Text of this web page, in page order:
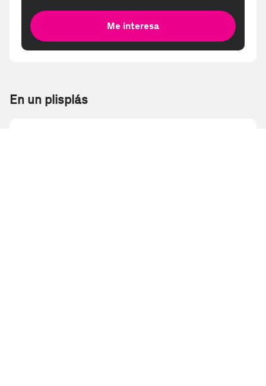
Me interesa
En un plisplás